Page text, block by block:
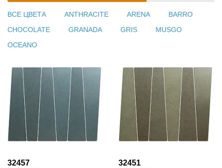
ВСЕ ЦВЕТА ANTHRACITE ARENA
BARRO
CHOCOLATE
GRANADA GRIS
MUSGO
OCEANO
32457
32451